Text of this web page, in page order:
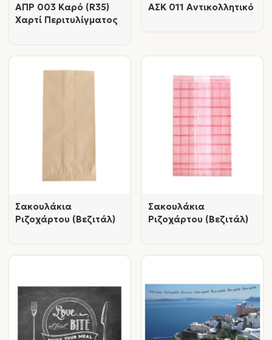
AΠΡ 003 Καρό (R35)
Χαρτί Περιτυλίγματος
AΣΚ 011 Αντικολλητικό
Σακουλάκια
Ριζοχάρτου (Βεζιτάλ)
Σακουλάκια
Ριζοχάρτου (Βεζιτάλ)